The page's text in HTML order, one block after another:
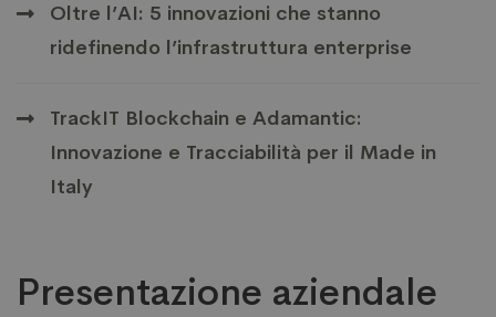
Oltre l’AI: 5 innovazioni che stanno
ridefinendo l’infrastruttura enterprise
TrackIT Blockchain e Adamantic:
Innovazione e Tracciabilità per il Made in
Italy
Presentazione aziendale